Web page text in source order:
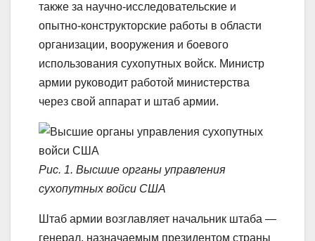
также за научно-исследовательские и
опытно-конструкторские работы в области
организации, вооружения и боевого
использования сухопутных войск. Министр
армии руководит работой министерства
через свой аппарат и штаб армии.
Рис. 1. Высшие органы управления
сухопутных войси США
Штаб армии возглавляет начальник штаба —
генерал, назначаемым президентом страны